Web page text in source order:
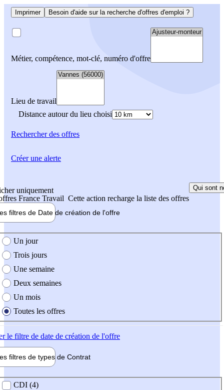
Imprimer Besoin d'aide sur la recherche d'offres d'emploi ?
Métier, compétence, mot-clé, numéro d'offre
Lieu de travail
Distance autour du lieu choisi
Rechercherdes offres
uniquement
France Travail Cette action recharge la liste des offres
Qui sont
filtres de Date de création de l'offre
création de l'offre
Un jour
Trois jours
Une semaine
Deux semaines
Un mois
Toutes les offres
le filtre de date de création de l'offre
filtres de types de Contrat
contrat
CDI (4)
Créer une alerte